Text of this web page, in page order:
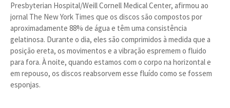
Presbyterian Hospital/Weill Cornell Medical Center, afirmou ao
jornal The New York Times que os discos são compostos por
aproximadamente 88% de água e têm uma consistência
gelatinosa. Durante o dia, eles são comprimidos à medida que a
posição ereta, os movimentos e a vibração espremem o fluido
para fora. À noite, quando estamos com o corpo na horizontal e
em repouso, os discos reabsorvem esse fluído como se fossem
esponjas.